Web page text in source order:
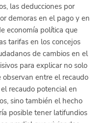
las deducciones por
demoras en el pago y en
economía política que
tarifas en los concejos
de cambios en el
para explicar no solo
entre el recaudo
recaudo potencial en
sino también el hecho
posible tener latifundios